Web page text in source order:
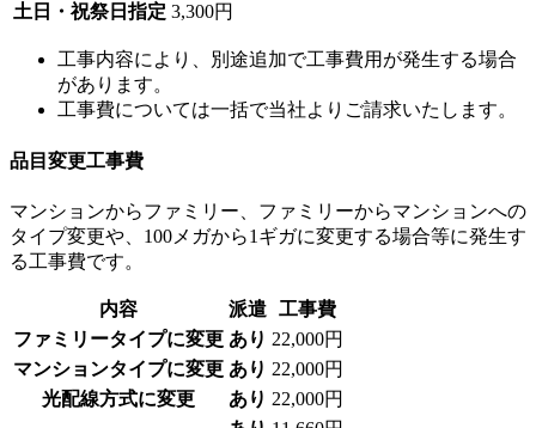
土日・祝祭日指定 3,300円
工事内容により、別途追加で工事費用が発生する場合
があります。
工事費については一括で当社よりご請求いたします。
品目変更工事費
マンションからファミリー、ファミリーからマンションへの
タイプ変更や、100メガから1ギガに変更する場合等に発生す
る工事費です。
内容 派遣 工事費
ファミリータイプに変更 あり 22,000円
マンションタイプに変更 あり 22,000円
光配線方式に変更
あり 22,000円